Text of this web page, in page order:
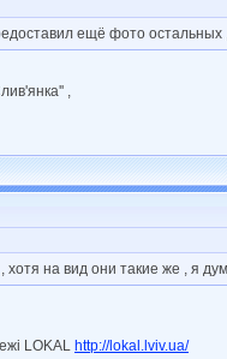
ещё фото остальных
,
на вид они такие же , я
LOKAL http://lokal.lviv.ua/